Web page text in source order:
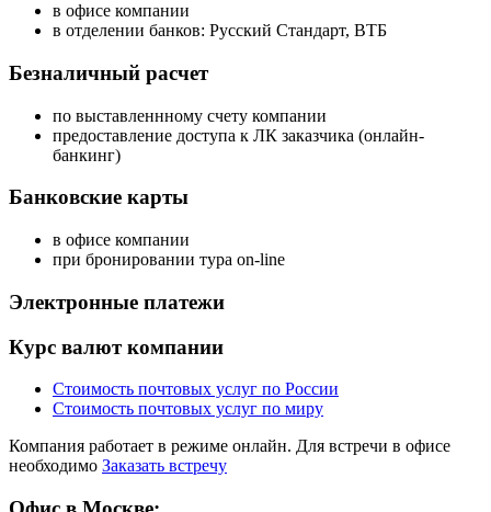
в офисе компании
в отделении банков: Русский Стандарт, ВТБ
Безналичный расчет
по выставленнному счету компании
предоставление доступа к ЛК заказчика (онлайн-
банкинг)
Банковские карты
в офисе компании
при бронировании тура on-line
Электронные платежи
Курс валют компании
Стоимость почтовых услуг по России
Стоимость почтовых услуг по миру
Компания работает в режиме онлайн. Для встречи в офисе
необходимо Заказать встречу